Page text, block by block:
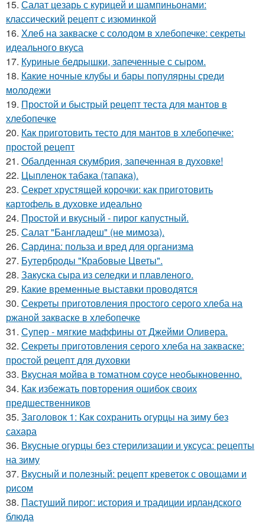
15. Салат цезарь с курицей и шампиньонами:
классический рецепт с изюминкой
16. Хлеб на закваске с солодом в хлебопечке: секреты
идеального вкуса
17. Куриные бедрышки, запеченные с сыром.
18. Какие ночные клубы и бары популярны среди
молодежи
19. Простой и быстрый рецепт теста для мантов в
хлебопечке
20. Как приготовить тесто для мантов в хлебопечке:
простой рецепт
21. Обалденная скумбрия, запеченная в духовке!
22. Цыпленок табака (тапака).
23. Секрет хрустящей корочки: как приготовить
картофель в духовке идеально
24. Простой и вкусный - пирог капустный.
25. Салат "Бангладеш" (не мимоза).
26. Сардина: польза и вред для организма
27. Бутерброды "Крабовые Цветы".
28. Закуска сыра из селедки и плавленого.
29. Какие временные выставки проводятся
30. Секреты приготовления простого серого хлеба на
ржаной закваске в хлебопечке
31. Супер - мягкие маффины от Джейми Оливера.
32. Секреты приготовления серого хлеба на закваске:
простой рецепт для духовки
33. Вкусная мойва в томатном соусе необыкновенно.
34. Как избежать повторения ошибок своих
предшественников
35. Заголовок 1: Как сохранить огурцы на зиму без
сахара
36. Вкусные огурцы без стерилизации и уксуса: рецепты
на зиму
37. Вкусный и полезный: рецепт креветок с овощами и
рисом
38. Пастуший пирог: история и традиции ирландского
блюда